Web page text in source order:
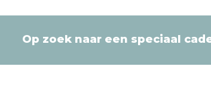
Op zoek naar een speciaal